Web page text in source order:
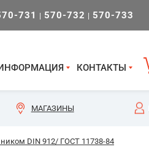
731 | 570-732 | 570-733
КОНТАКТЫ
МАГАЗИНЫ
DIN 912/ ГОСТ 11738-84